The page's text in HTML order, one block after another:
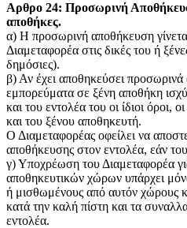
Aρθρο 24: Προσωρινή
αποθήκες.
α) H προσωρινή αποθήκευση
Διαμεταφορέα στις δικές του ή
δημόσιες).
β) Αν έχει αποθηκεύσει προσωρινά
εμπορεύματα σε ξένη αποθήκη
και του εντολέα του οι ίδιοι όροι,
και του ξένου αποθηκευτή.
Ο Διαμεταφορέας οφείλει να
αποθήκευσης στον εντολέα, εάν
γ) Υποχρέωση του Διαμεταφορέα
αποθηκευτικών χώρων υπάρχει
ή μισθωμένους από αυτόν χώρους
κατά την καλή πίστη και τα
εντολέα.